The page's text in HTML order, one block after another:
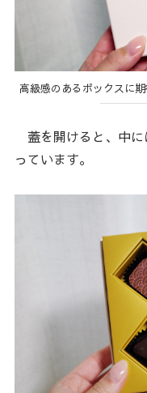
高級感のあるボックスに
蓋を開けると、中に
っています。